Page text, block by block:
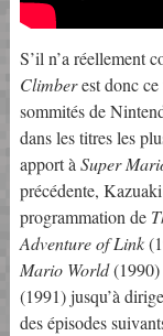
S’il n’a réellement
Climberest donc ce
sommités de
dans les titres les
apport àSuper
précédente,
programmation de
Adventure of Link
Mario World(1990)
(1991) jusqu’à
des épisodes